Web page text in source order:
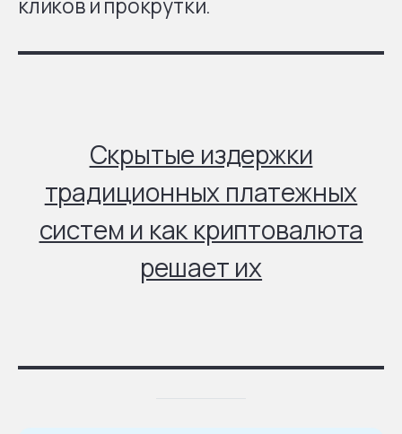
кликов и прокрутки.
Скрытые издержки
традиционных платежных
систем и как криптовалюта
решает их